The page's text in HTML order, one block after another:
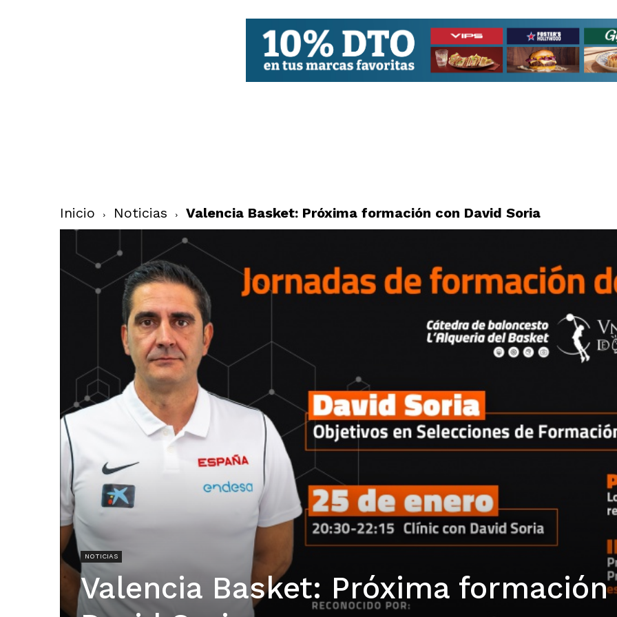
Inicio Noticias Valencia Basket: Próxima formación con David Soria
NOTICIAS
Valencia Basket: Próxima formación